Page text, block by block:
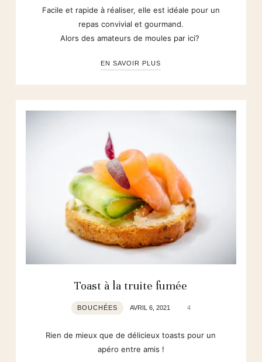
Facile et rapide à réaliser, elle est idéale pour un
repas convivial et gourmand.
Alors des amateurs de moules par ici?
EN SAVOIR PLUS
Toast à la truite fumée
BOUCHÉES AVRIL 6, 2021 4
Rien de mieux que de délicieux toasts pour un
apéro entre amis !